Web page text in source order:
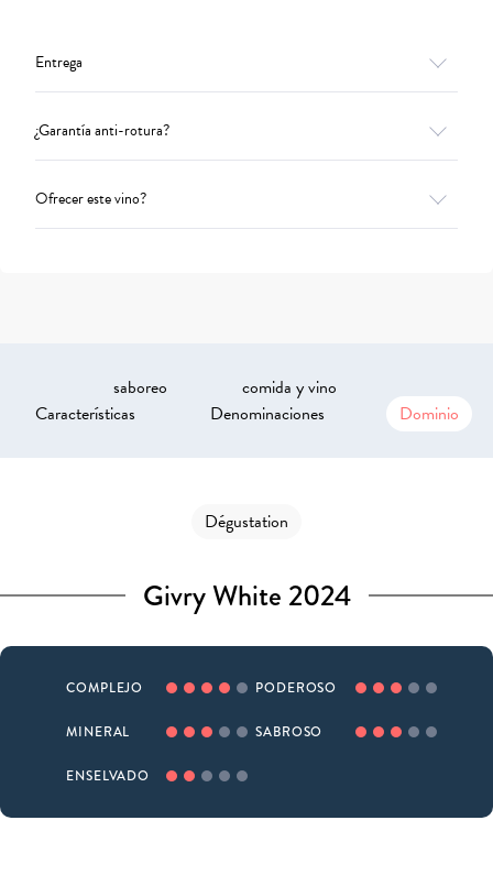
Entrega
¿Garantía anti-rotura?
Ofrecer este vino?
saboreo
comida y vino
Características
Denominaciones Dominio
Dégustation
Givry White 2024
COMPLEJO PODEROSO
MINERAL SABROSO
ENSELVADO